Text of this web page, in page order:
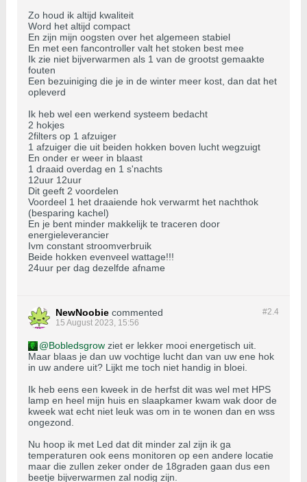
Zo houd ik altijd kwaliteit
Word het altijd compact
En zijn mijn oogsten over het algemeen stabiel
En met een fancontroller valt het stoken best mee
Ik zie niet bijverwarmen als 1 van de grootst gemaakte
fouten
Een bezuiniging die je in de winter meer kost, dan dat het
opleverd
Ik heb wel een werkend systeem bedacht
2 hokjes
2filters op 1 afzuiger
1 afzuiger die uit beiden hokken boven lucht wegzuigt
En onder er weer in blaast
1 draaid overdag en 1 s'nachts
12uur 12uur
Dit geeft 2 voordelen
Voordeel 1 het draaiende hok verwarmt het nachthok
(besparing kachel)
En je bent minder makkelijk te traceren door
energieleverancier
Ivm constant stroomverbruik
Beide hokken evenveel wattage!!!
24uur per dag dezelfde afname
#2.4
NewNoobie commented
15 August 2023, 15:56
Bobledsgrow ziet er lekker mooi energetisch uit.
Maar blaas je dan uw vochtige lucht dan van uw ene hok
in uw andere uit? Lijkt me toch niet handig in bloei.
Ik heb eens een kweek in de herfst dit was wel met HPS
lamp en heel mijn huis en slaapkamer kwam wak door de
kweek wat echt niet leuk was om in te wonen dan en wss
ongezond.
Nu hoop ik met Led dat dit minder zal zijn ik ga
temperaturen ook eens monitoren op een andere locatie
maar die zullen zeker onder de 18graden gaan dus een
beetje bijverwarmen zal nodig zijn.